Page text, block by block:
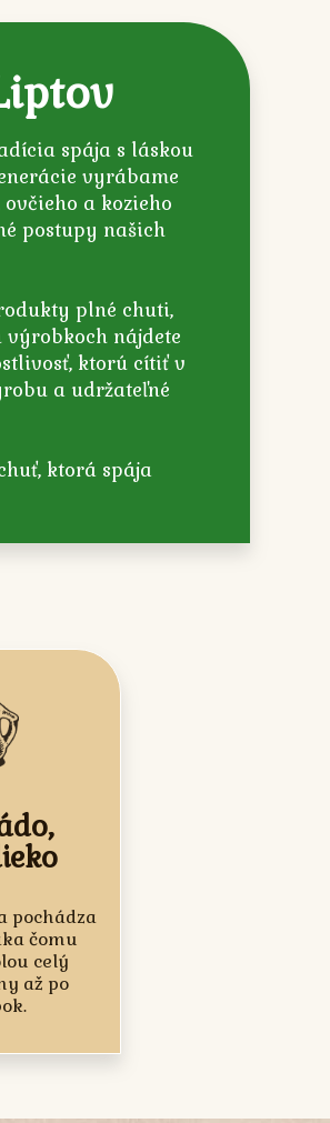
spája s láskou
vyrábame
a kozieho
postupy našich
plné chuti,
výrobkoch nájdete
ktorú cítiť v
a udržateľné
ktorá spája
pochádza
čomu
celý
až po